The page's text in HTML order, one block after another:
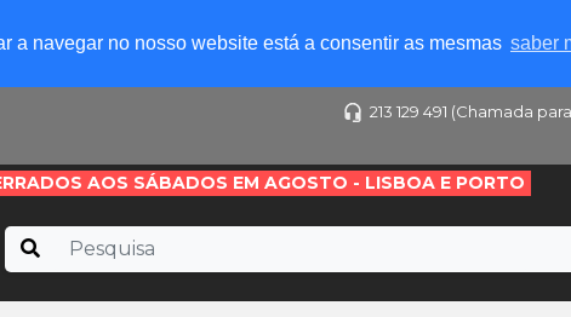
a navegar no nosso website está a consentir as mesmas saber
213 129 491 (Chamada
AOS SÁBADOS EM AGOSTO - LISBOA E PORTO